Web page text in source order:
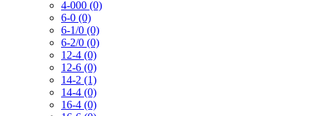
4-000 (0)
6-0 (0)
6-1/0 (0)
6-2/0 (0)
12-4 (0)
12-6 (0)
14-2 (1)
14-4 (0)
16-4 (0)